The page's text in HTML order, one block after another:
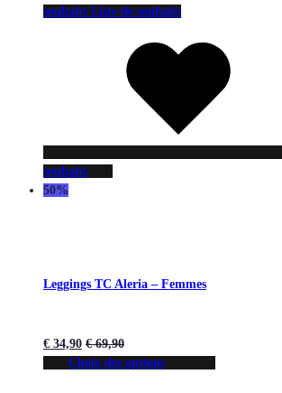
souhaits Liste de souhaits
souhaits
50%
Leggings TC Aleria – Femmes
€ 34,90 €69,90
Choix des options